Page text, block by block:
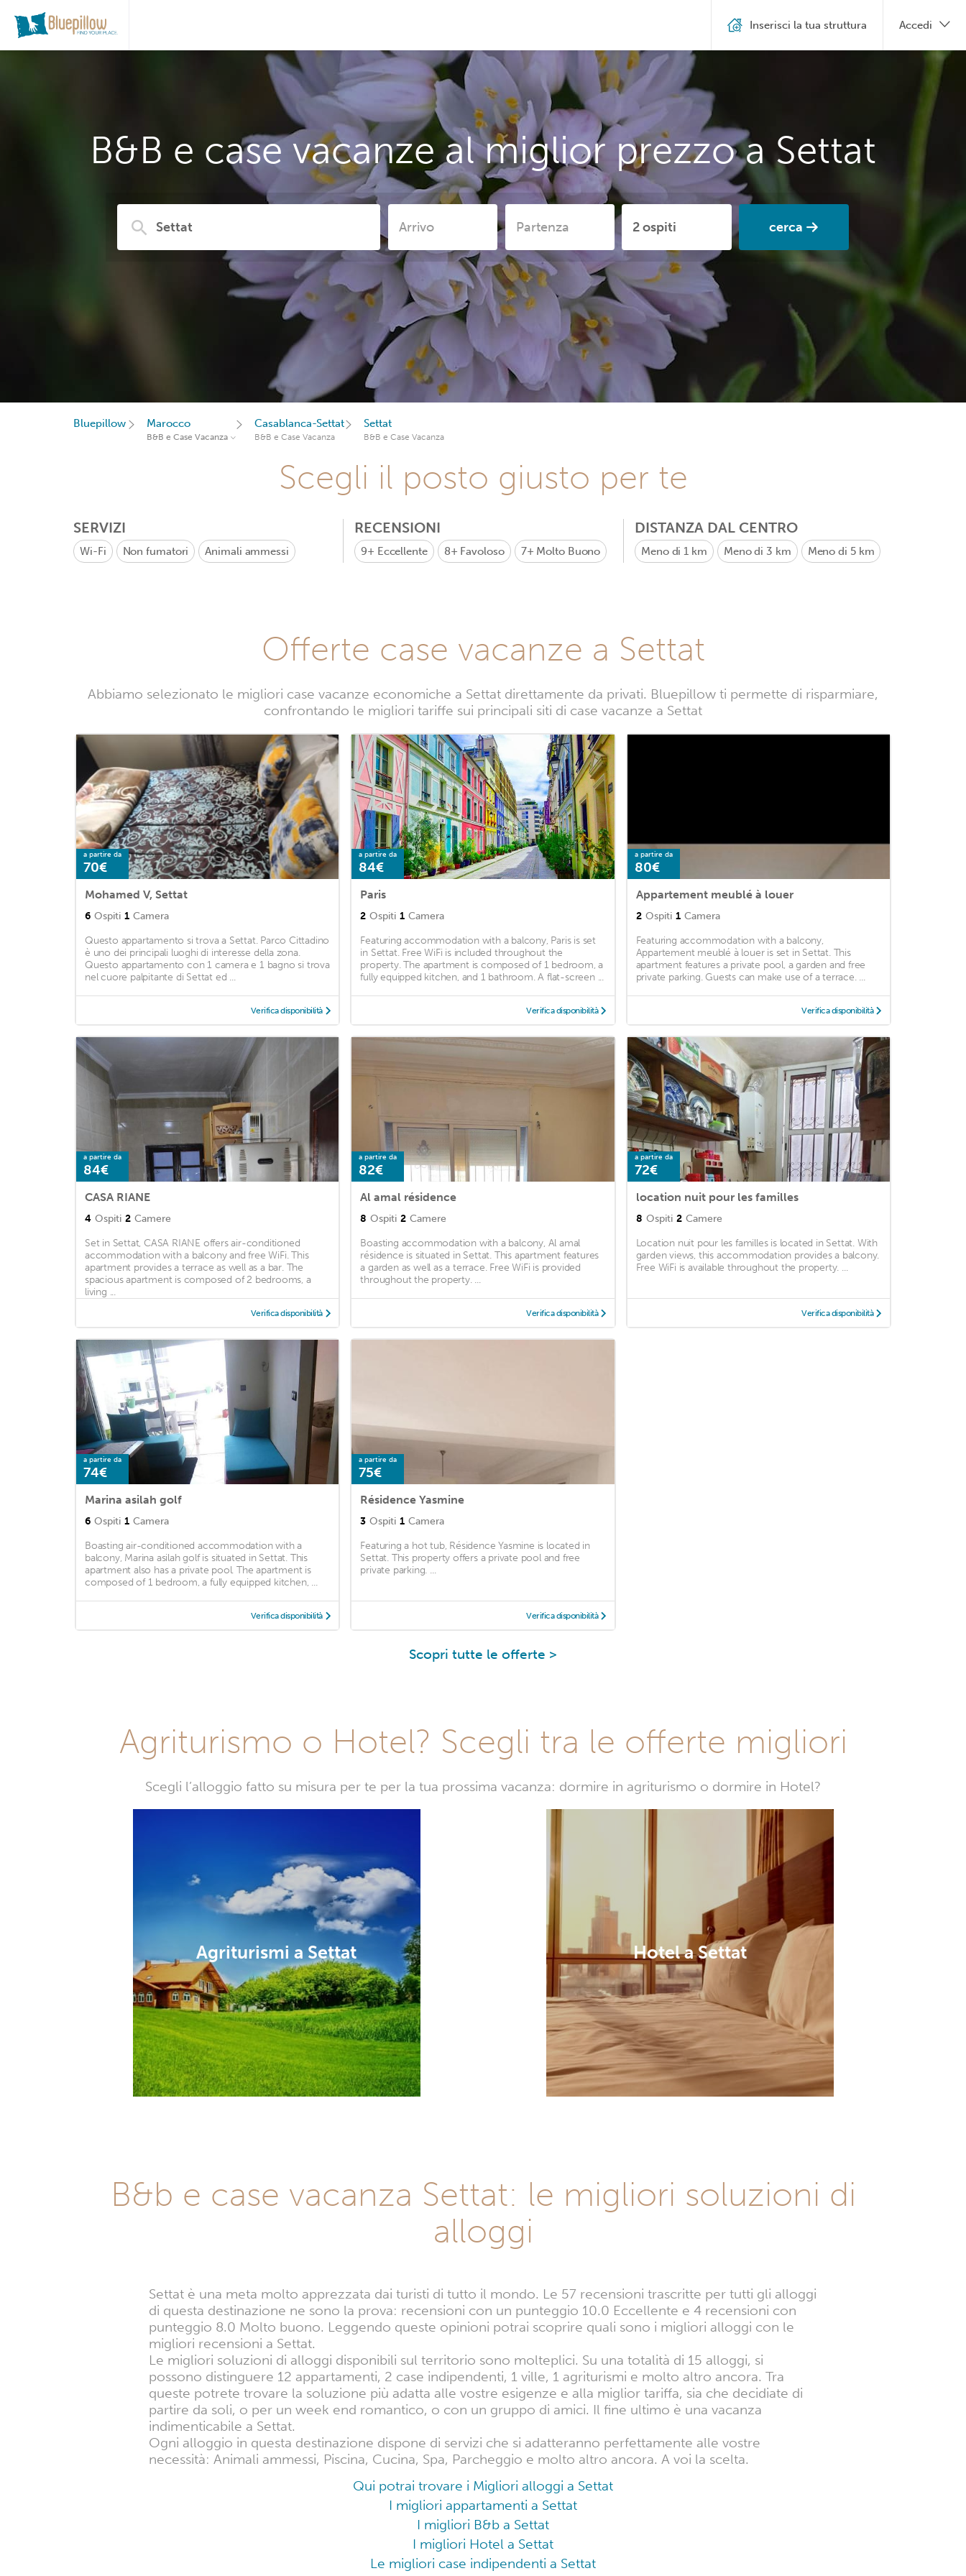
B&B e case vacanze al miglior prezzo a Settat
cerca
Inserisci la tua struttura Accedi
Bluepillow Marocco
B&B e Case Vacanza
Casablanca-Settat
B&B e Case Vacanza
Settat
B&B e Case Vacanza
Scegli il posto giusto per te
SERVIZI
Wi-Fi Non fumatori Animali ammessi
RECENSIONI
9+ Eccellente 8+ Favoloso 7+ Molto Buono
DISTANZA DAL CENTRO
Meno di 1 km Meno di 3 km Meno di 5 km
Offerte case vacanze a Settat
Abbiamo selezionato le migliori case vacanze economiche a Settat direttamente da privati. Bluepillow ti permette di risparmiare,
confrontando le migliori tariffe sui principali siti di case vacanze a Settat
a partire da
70€
Mohamed V, Settat
6 Ospiti 1 Camera
Questo appartamento si trova a Settat. Parco Cittadino
è uno dei principali luoghi di interesse della zona.
Questo appartamento con 1 camera e 1 bagno si trova
nel cuore palpitante di Settat ed ...
Verifica disponibilità
a partire da
84€
Paris
2 Ospiti 1 Camera
Featuring accommodation with a balcony, Paris is set
in Settat. Free WiFi is included throughout the
property. The apartment is composed of 1 bedroom, a
fully equipped kitchen, and 1 bathroom. A flat-screen ...
Verifica disponibilità
a partire da
80€
Appartement meublé à louer
2 Ospiti 1 Camera
Featuring accommodation with a balcony,
Appartement meublé à louer is set in Settat. This
apartment features a private pool, a garden and free
private parking. Guests can make use of a terrace. ...
Verifica disponibilità
a partire da
84€
CASA RIANE
4 Ospiti 2 Camere
Set in Settat, CASA RIANE offers air-conditioned
accommodation with a balcony and free WiFi. This
apartment provides a terrace as well as a bar. The
spacious apartment is composed of 2 bedrooms, a
living ...
Verifica disponibilità
a partire da
82€
Al amal résidence
8 Ospiti 2 Camere
Boasting accommodation with a balcony, Al amal
résidence is situated in Settat. This apartment features
a garden as well as a terrace. Free WiFi is provided
throughout the property. ...
Verifica disponibilità
a partire da
72€
location nuit pour les familles
8 Ospiti 2 Camere
Location nuit pour les familles is located in Settat. With
garden views, this accommodation provides a balcony.
Free WiFi is available throughout the property. ...
Verifica disponibilità
a partire da
74€
Marina asilah golf
6 Ospiti 1 Camera
Boasting air-conditioned accommodation with a
balcony, Marina asilah golf is situated in Settat. This
apartment also has a private pool. The apartment is
composed of 1 bedroom, a fully equipped kitchen, ...
Verifica disponibilità
a partire da
75€
Résidence Yasmine
3 Ospiti 1 Camera
Featuring a hot tub, Résidence Yasmine is located in
Settat. This property offers a private pool and free
private parking. ...
Verifica disponibilità
Scopri tutte le offerte >
Agriturismo o Hotel? Scegli tra le offerte migliori
Scegli l’alloggio fatto su misura per te per la tua prossima vacanza: dormire in agriturismo o dormire in Hotel?
Agriturismi a Settat Hotel a Settat
B&b e case vacanza Settat: le migliori soluzioni di
alloggi
Settat è una meta molto apprezzata dai turisti di tutto il mondo. Le 57 recensioni trascritte per tutti gli alloggi
di questa destinazione ne sono la prova: recensioni con un punteggio 10.0 Eccellente e 4 recensioni con
punteggio 8.0 Molto buono. Leggendo queste opinioni potrai scoprire quali sono i migliori alloggi con le
migliori recensioni a Settat.
Le migliori soluzioni di alloggi disponibili sul territorio sono molteplici. Su una totalità di 15 alloggi, si
possono distinguere 12 appartamenti, 2 case indipendenti, 1 ville, 1 agriturismi e molto altro ancora. Tra
queste potrete trovare la soluzione più adatta alle vostre esigenze e alla miglior tariffa, sia che decidiate di
partire da soli, o per un week end romantico, o con un gruppo di amici. Il fine ultimo è una vacanza
indimenticabile a Settat.
Ogni alloggio in questa destinazione dispone di servizi che si adatteranno perfettamente alle vostre
necessità: Animali ammessi, Piscina, Cucina, Spa, Parcheggio e molto altro ancora. A voi la scelta.
Qui potrai trovare i Migliori alloggi a Settat
I migliori appartamenti a Settat
I migliori B&b a Settat
I migliori Hotel a Settat
Le migliori case indipendenti a Settat